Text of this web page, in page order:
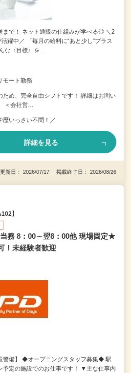
まで！ ネット通販の仕組みが学べる◎ ＼2
躍中／ 「毎月の給料に“あと少し”プラス
な〈目標〉を…
ート勤務
ため、完全自由シフトです！ 詳細はお問い
＜会社営…
歴いっさい不問！／
詳細を見る
更新日： 2026/07/17 掲載終了日： 2026/08/26
】
当務 8：00～翌8：00他 現場固定★
！未経験者歓迎
警備】 ◆オープニングスタッフ募集◆ 駅
予定の施設でのお仕事です！ ▼主な仕事内